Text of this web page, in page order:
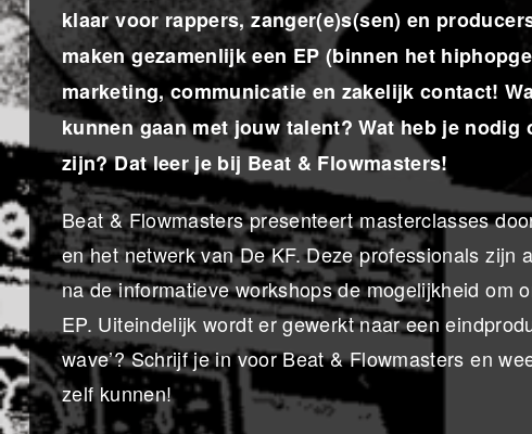
klaar voor rappers, zanger(e)s(sen) en
maken gezamenlijk een EP (binnen het
marketing, communicatie en zakelijk contact!
kunnen gaan met jouw talent? Wat heb je
zijn? Dat leer je bij Beat & Flowmasters!
Beat & Flowmasters presenteert masterclasses
en het netwerk van De KF. Deze professionals
na de informatieve workshops de mogelijkheid om
EP. Uiteindelijk wordt er gewerkt naar een
wave’? Schrijf je in voor Beat & Flowmasters en
zelf kunnen!